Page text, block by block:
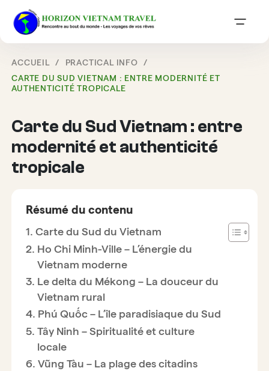
ACCUEIL
PRACTICAL INFO
CARTE DU SUD VIETNAM : ENTRE MODERNITÉ ET
AUTHENTICITÉ TROPICALE
Carte du Sud Vietnam : entre
modernité et authenticité
tropicale
Résumé du contenu
Carte du Sud du Vietnam
Ho Chi Minh-Ville – L’énergie du
Vietnam moderne
Le delta du Mékong – La douceur du
Vietnam rural
Phú Quốc – L’île paradisiaque du Sud
Tây Ninh – Spiritualité et culture
locale
Vũng Tàu – La plage des citadins